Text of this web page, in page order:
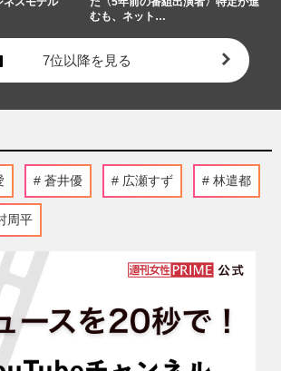
むも、ネット…
7位以降を見る
蒼井優 広瀬すず 林遣都
周平